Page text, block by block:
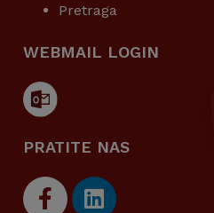
Pretraga
WEBMAIL LOGIN
PRATITE NAS